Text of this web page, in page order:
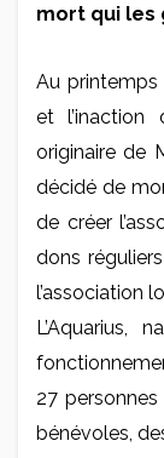
mort qui les
Au printemps
et l’inaction
originaire de
décidé de
de créer
dons
l’association
27
bénévoles,